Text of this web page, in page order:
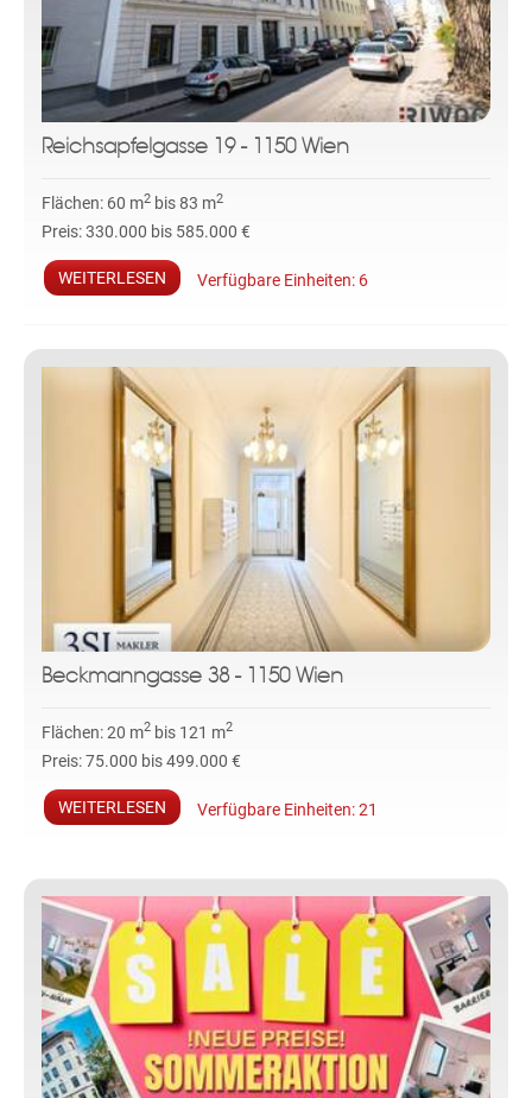
Reichsapfelgasse 19 - 1150 Wien
Flächen: 60 m2 bis 83 m2
Preis:330.000 bis 585.000 €
WEITERLESEN Verfügbare Einheiten: 6
Beckmanngasse 38 - 1150 Wien
Flächen:20 m2 bis 121 m2
Preis:75.000 bis 499.000 €
WEITERLESEN Verfügbare Einheiten:21